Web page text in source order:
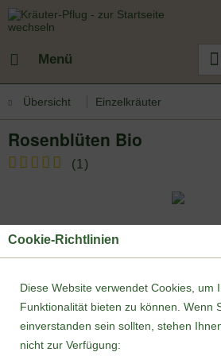
Menü
Übersicht Einzelkräuter
Rosenblüten Bio
(1 )
Cookie-Richtlinien
Diese Website verwendet Cookies, um
Funktionalität bieten zu können. Wenn
einverstanden sein sollten, stehen
nicht zur Verfügung: